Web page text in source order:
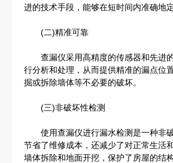
进的技术手段，能够在短时间内准确地
(二)精准可靠
查漏仪采用高精度的传感器和先进的
行分析和处理，从而提供精准的漏点位
掘或拆除墙体等不必要的破坏。
(三)非破坏性检测
使用查漏仪进行漏水检测是一种非破
节省了维修成本，还减少了对正常生活
墙体拆除和地面开挖，保护了房屋的结